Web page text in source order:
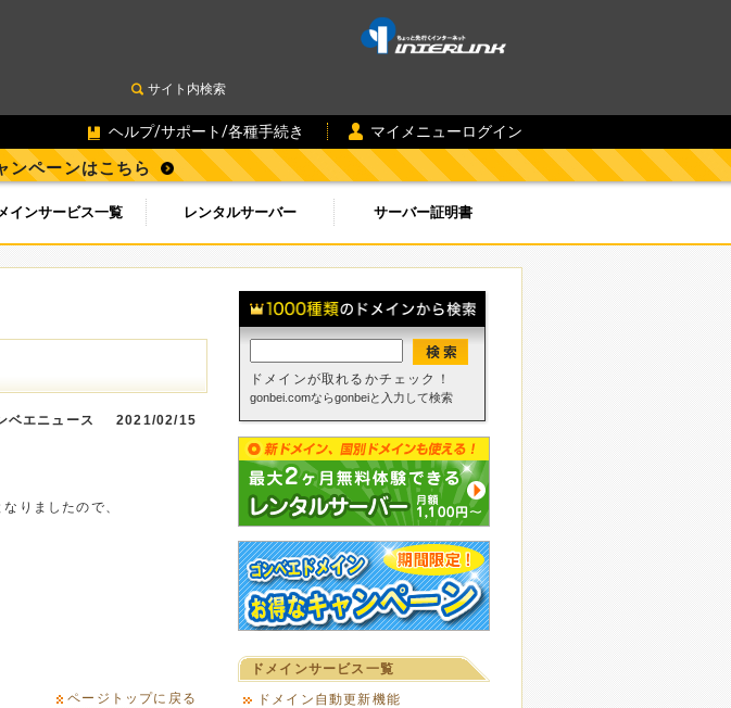
サイト内検索
ヘルプ/サポート/各種手続き マイメニューログイン
ンペーンはこちら
インサービス一覧 レンタルサーバー サーバー証明書
ベエニュース 2021/02/15
りましたので、
ページトップに戻る
ドメインが取れるかチェック！
gonbei.comならgonbeiと入力して検索
ドメインサービス一覧
ドメイン自動更新機能